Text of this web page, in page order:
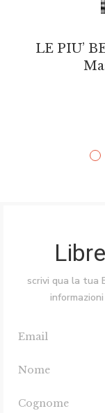
LE PIU’
scrivi qua la tua